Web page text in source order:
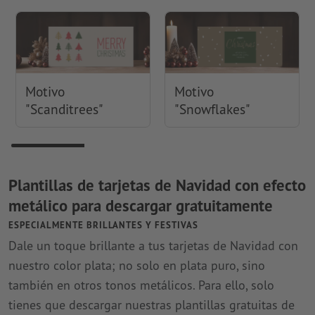
Motivo
"Scanditrees"
Motivo
"Snowflakes"
Plantillas de tarjetas de Navidad con efecto
metálico para descargar gratuitamente
ESPECIALMENTE BRILLANTES Y FESTIVAS
Dale un toque brillante a tus tarjetas de Navidad con
nuestro color plata; no solo en plata puro, sino
también en otros tonos metálicos. Para ello, solo
tienes que descargar nuestras plantillas gratuitas de